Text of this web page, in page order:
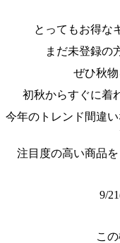
とってもお得な
まだ未登録の
ぜひ秋
初秋からすぐに着
今年のトレンド間違
注目度の高い商品
9/
こ